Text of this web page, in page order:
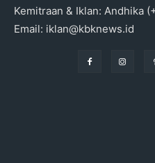
Kemitraan & Iklan: Andhika
Email: iklan@kbknews.id